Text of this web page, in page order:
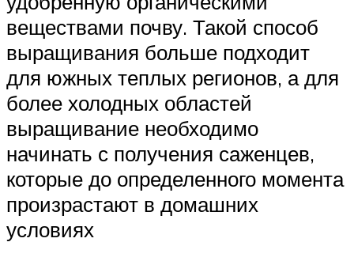
веществами почву. Такой способ
выращивания больше подходит
для южных теплых регионов, а для
более холодных областей
выращивание необходимо
начинать с получения саженцев,
которые до определенного момента
произрастают в домашних
условиях